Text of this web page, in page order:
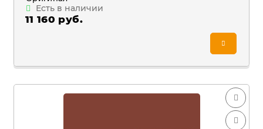
Есть в наличии
11 160 руб.